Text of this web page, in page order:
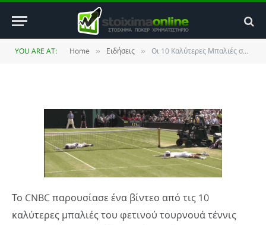
YOU ARE AT: Home » Ειδήσεις » Οι 10 Καλύτερες Μπαλιές στο Wimbledon 2011
Wimbledon 2011
BY JIM MAKOS 7 JULY 2011 UPDATED: 12 JANUARY
1 MIN READ
Το CNBC παρουσίασε ένα βίντεο από τις 10
καλύτερες μπαλιές του φετινού τουρνουά τέννις